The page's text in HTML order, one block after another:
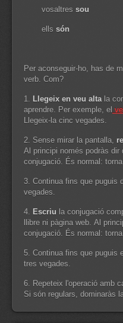
vosaltres sou
ells són
Per aconseguir-ho, has de
verb. Com?
1. Llegeix en veu altala
aprendre. Per exemple, el
Llegeix-la cinc vegades.
2. Sense mirar la pantalla,
Al principi només podràs
conjugació. És normal:
3. Continua fins que puguis
vegades.
4. Escriu la conjugació
llibre ni pàgina web. Al
conjugació. És normal:
5. Continua fins que puguis
tres vegades.
6. Repeteix l'operació amb
Si són regulars, dominaràs